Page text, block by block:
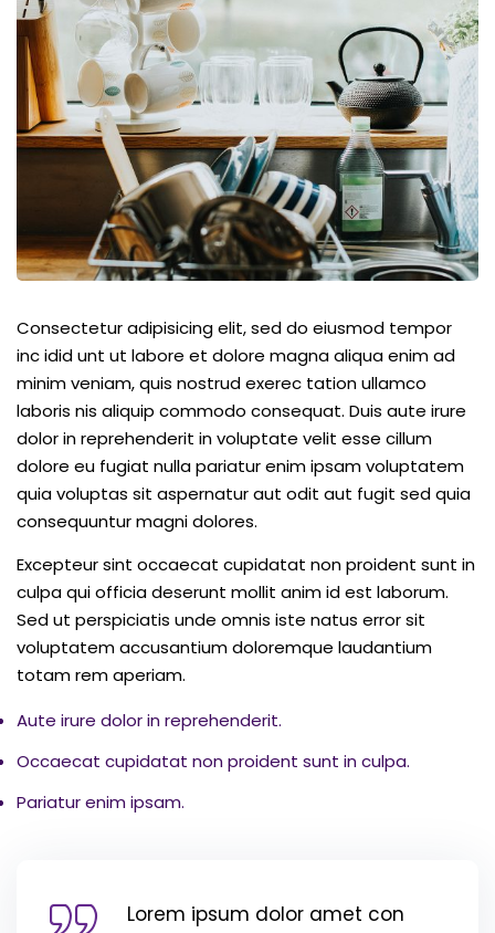
Consectetur adipisicing elit, sed do eiusmod tempor
inc idid unt ut labore et dolore magna aliqua enim ad
minim veniam, quis nostrud exerec tation ullamco
laboris nis aliquip commodo consequat. Duis aute irure
dolor in reprehenderit in voluptate velit esse cillum
dolore eu fugiat nulla pariatur enim ipsam voluptatem
quia voluptas sit aspernatur aut odit aut fugit sed quia
consequuntur magni dolores.
Excepteur sint occaecat cupidatat non proident sunt in
culpa qui officia deserunt mollit anim id est laborum.
Sed ut perspiciatis unde omnis iste natus error sit
voluptatem accusantium doloremque laudantium
totam rem aperiam.
Aute irure dolor in reprehenderit.
Occaecat cupidatat non proident sunt in culpa.
Pariatur enim ipsam.
Lorem ipsum dolor amet con